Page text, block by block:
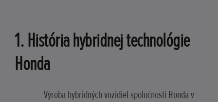
1. História hybridnej technológie
Honda
Výroba hybridných vozidiel spoločnosti Honda v